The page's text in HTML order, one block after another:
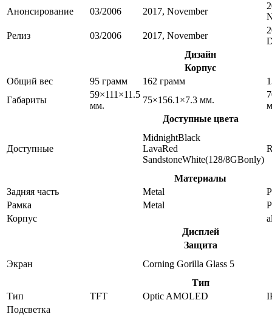
Анонсирование
03/2006 2017, November
Релиз
03/2006 2017, November
Дизайн
Корпус
Общий вес
95 грамм 162 грамм
Габариты
59×111×11.5
мм.
75×156.1×7.3 мм.
Доступные цвета
Доступные
MidnightBlack
LavaRed
SandstoneWhite(128/8GBonly)
Материалы
Задняя часть
Metal
Рамка
Metal
Корпус
Дисплей
Защита
Экран
Corning Gorilla Glass 5
Тип
Тип
TFT Optic AMOLED
Подсветка